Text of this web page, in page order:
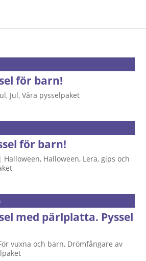
för barn!
, Jul,Våra pysselpaket
för barn!
| Halloween, Halloween, Lera, gips och
med pärlplatta. Pyssel
vuxna och barn, Drömfångare av